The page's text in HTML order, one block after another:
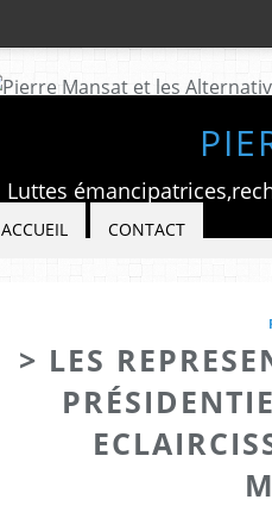
ACCUEIL CONTACT
> LES